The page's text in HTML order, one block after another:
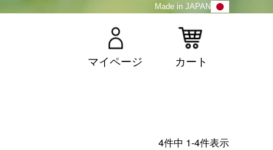
Made in JAPAN
マイページ カート
4件中 1-4件表示